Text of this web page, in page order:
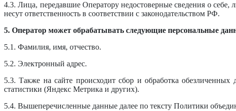
4.3. Лица, передавшие Оператору недостоверные сведения о себе,
несут ответственность в соответствии с законодательством РФ.
5. Оператор может обрабатывать следующие персональные
5.1. Фамилия, имя, отчество.
5.2. Электронный адрес.
5.3. Также на сайте происходит сбор и обработка
статистики (Яндекс Метрика и других).
5.4. Вышеперечисленные данные далее по тексту Политики